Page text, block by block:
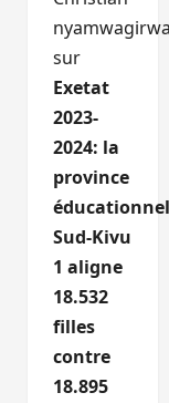
sur
Exetat
2023-
2024: la
province
Sud-Kivu
1 aligne
18.532
filles
contre
18.895